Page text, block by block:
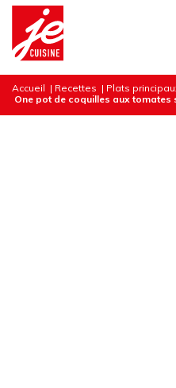
Accueil | Recettes | Plats
One pot de coquilles aux tomates